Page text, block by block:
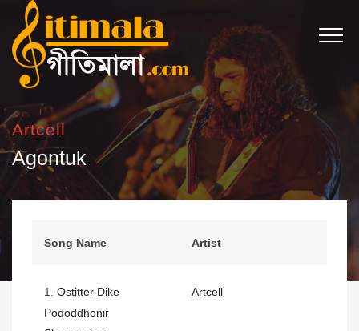
Artcell
Agontuk
Song Name Artist
1. Ostitter Dike
Pododdhonir
Artcell